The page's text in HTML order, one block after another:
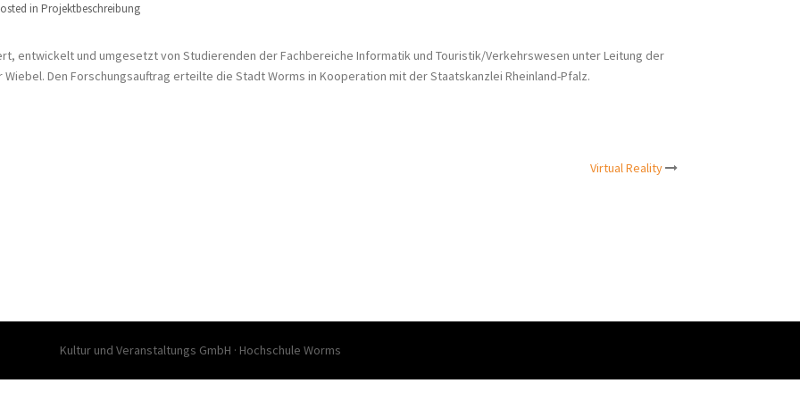
in Projektbeschreibung
entwickelt und umgesetzt von Studierenden der Fachbereiche Informatik und Touristik/Verkehrswesen unter Leitung der
Den Forschungsauftrag erteilte die Stadt Worms in Kooperation mit der Staatskanzlei Rheinland-Pfalz.
Virtual Reality
Kultur und Veranstaltungs GmbH · Hochschule Worms